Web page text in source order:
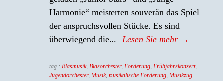
Harmonie“ meisterten souverän das Spiel
der anspruchsvollen Stücke. Es sind
überwiegend die...
Lesen Sie mehr →
tag : Blasmusik, Blasorchester, Förderung, Frühjahrskonzert,
Jugendorchester, Musik, musikalische Förderung, Musikzug